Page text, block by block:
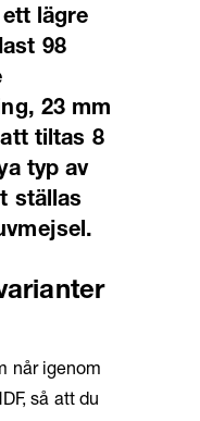
ett lägre
98
23 mm
tiltas 8
typ av
ställas
når igenom
så att du